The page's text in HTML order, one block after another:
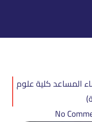
المساعد كلية علوم
No